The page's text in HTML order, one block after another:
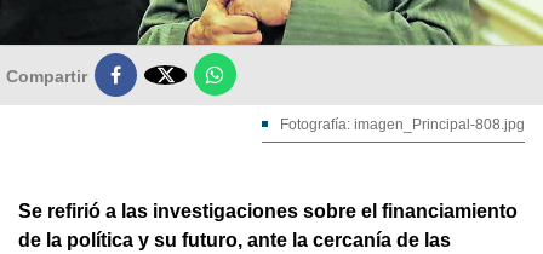
Compartir 
Fotografía: imagen_Principal-808.jpg
Se refirió a las investigaciones sobre el financiamiento
de la política y su futuro, ante la cercanía de las